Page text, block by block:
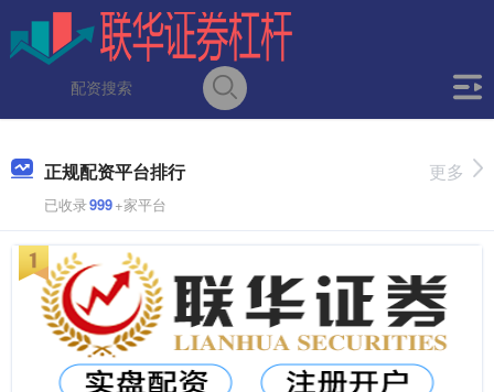
正规配资平台排行
已收录999+家平台
更多